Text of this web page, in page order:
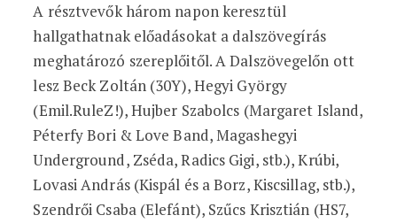
A résztvevők három napon keresztül
hallgathatnak előadásokat a dalszövegírás
meghatározó szereplőitől. A Dalszövegelőn ott
lesz Beck Zoltán (30Y), Hegyi György
(Emil.RuleZ!), Hujber Szabolcs (Margaret Island,
Péterfy Bori & Love Band, Magashegyi
Underground, Zséda, Radics Gigi, stb.), Krúbi­,
Lovasi András (Kispál és a Borz, Kiscsillag, stb.),
Szendrői Csaba (Elefánt), Szűcs Krisztián (HS7,